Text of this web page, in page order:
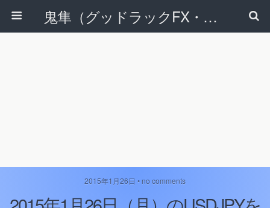
鬼隼（グッドラックFX・改）
2015年1月26日 • no comments